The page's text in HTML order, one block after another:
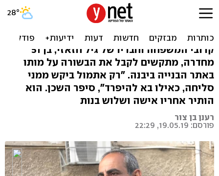
גיל נהרג באסון המנוף: "איש
משפחה למופת"
קרובי המשפחה וחבריו של גיל חזאזי, בן 51
מחדרה, מתקשים לקבל את הבשורה על מותו
באתר הבנייה ביבנה. "רק אתמול ביקש ממני
סליחה, כאילו בא להיפרד", סיפר השכן. הוא
הותיר אחריו אישה ושלוש בנות
רענן בן צור
פורסם: 19.05.19, 22:29